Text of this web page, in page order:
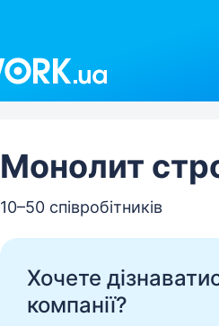
Монолит
10–50 співробітників
Хочете
компанії?